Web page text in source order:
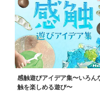
感触遊びアイデア集〜いろん
触を楽しめる遊び〜